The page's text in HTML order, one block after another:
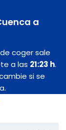
a
coger sale
a las 21:23 h.
si se